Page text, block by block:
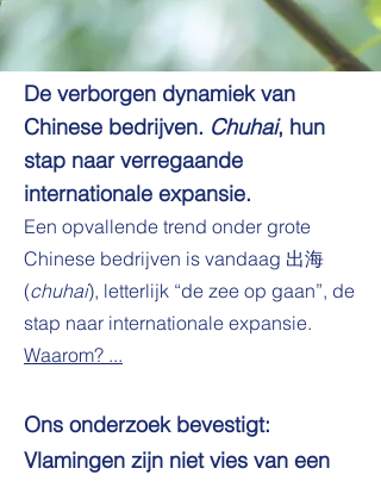
De verborgen dynamiek van
Chinese bedrijven. Chuhai, hun
stap naar verregaande
internationale expansie.
Een opvallende trend onder grote
Chinese bedrijven is vandaag 出海
(chuhai), letterlijk “de zee op gaan”, de
stap naar internationale expansie.
Waarom? ...
Ons onderzoek bevestigt:
Vlamingen zijn niet vies van een